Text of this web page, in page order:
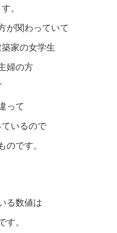
。
が関わっていて
家の女学生
婦の方
って
いるので
のです。
る数値は
す。